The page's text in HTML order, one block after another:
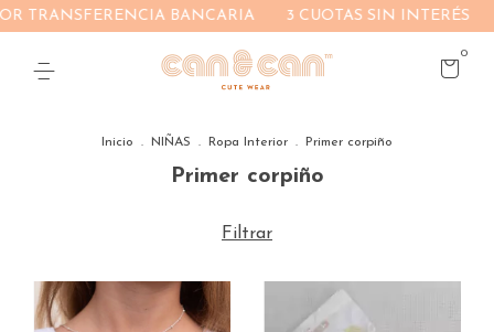
TRANSFERENCIA BANCARIA 3 CUOTAS SIN INTERÉS
0
Inicio . NIÑAS . Ropa Interior . Primer corpiño
Primer corpiño
Filtrar